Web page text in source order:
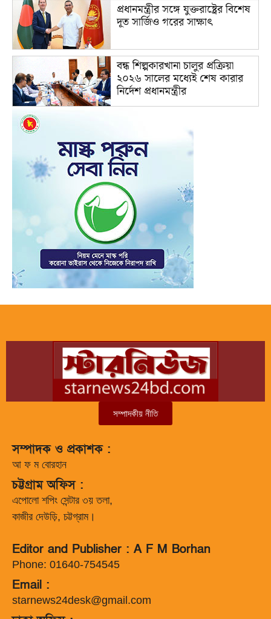
প্রধানমন্ত্রীর সঙ্গে যুক্তরাষ্ট্রের বিশেষ
দূত সার্জিও গরের সাক্ষাৎ
বন্ধ শিল্পকারখানা চালুর প্রক্রিয়া
২০২৬ সালের মধ্যেই শেষ কারার
নির্দেশ প্রধানমন্ত্রীর
সম্পাদকীয় নীতি
সম্পাদক ও প্রকাশক :
আ ফ ম বোরহান
চট্টগ্রাম অফিস :
এপোলো শপিং সেন্টার ৩য় তলা,
কাজীর দেউড়ি, চট্টগ্রাম।
Editor and Publisher : A F M Borhan
Phone: 01640-754545
Email :
starnews24desk@gmail.com